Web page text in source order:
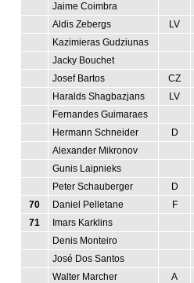
Jaime Coimbra
Aldis Zebergs
LV
Kazimieras Gudziunas
Jacky Bouchet
Josef Bartos
CZ
Haralds Shagbazjans
LV
Fernandes Guimaraes
Hermann Schneider
D
Alexander Mikronov
Gunis Laipnieks
Peter Schauberger
D
70
Daniel Pelletane F
71
Imars Karklins
Denis Monteiro
José Dos Santos
Walter Marcher
A